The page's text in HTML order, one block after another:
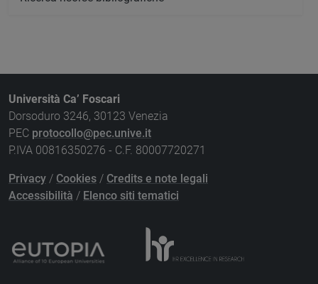
Università Ca’ Foscari
Dorsoduro 3246, 30123 Venezia
PEC protocollo@pec.unive.it
P.IVA 00816350276 - C.F. 80007720271
Privacy / Cookies / Credits e note legali
Accessibilità / Elenco siti tematici